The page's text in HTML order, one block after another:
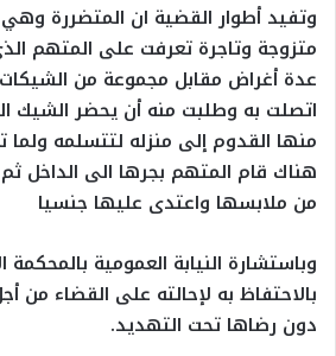
وتفيد أطوار القضية ان المتضررة وهي
متزوجة وتاجرة تعرفت على المتهم
عدة أغراض مقابل مجموعة من
اتصلت به وطلبت منه أن يحضر الشيك
منها القدوم إلى منزله لتتسلمه
هناك قام المتهم بجرها الى الداخل
من ملابسها واعتدى عليها جنسيا
وباستشارة النيابة العمومية بالمحكمة
بالاحتفاظ به لإحالته على القضاء من
دون رضاها تحت التهديد.